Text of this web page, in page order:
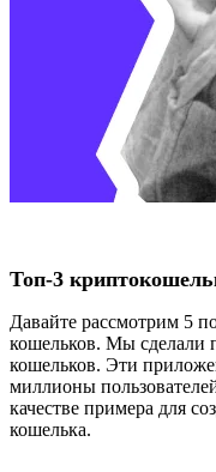
Топ-3
Давайте рассмотрим 5
кошельков. Мы сделали
кошельков. Эти
миллионы
качестве примера для
кошелька.